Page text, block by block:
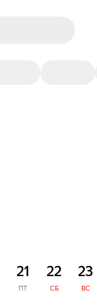
21
ПТ
22
СБ
23
ВС